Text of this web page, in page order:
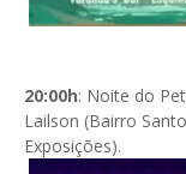
20:00h: Noite do
Lailson (Bairro
Exposições).